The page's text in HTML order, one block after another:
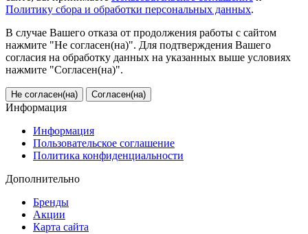
Политику сбора и обработки персональных данных.
В случае Вашего отказа от продолжения работы с сайтом
нажмите "Не согласен(на)". Для подтверждения Вашего
согласия на обработку данных на указанных выше условиях
нажмите "Согласен(на)".
Не согласен(на) Согласен(на)
Информация
Информация
Пользовательское соглашение
Политика конфиденциальности
Дополнительно
Бренды
Акции
Карта сайта